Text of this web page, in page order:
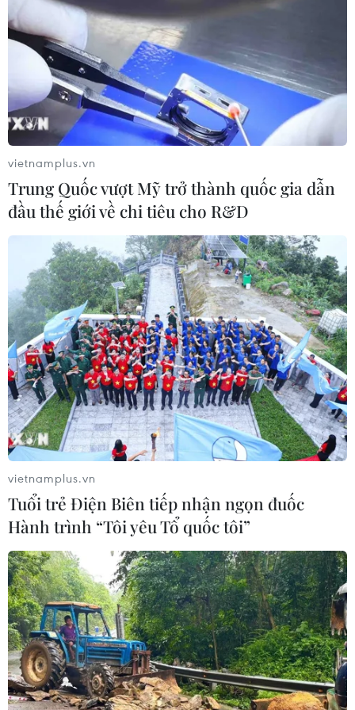
Giám đốc Sở Y tế Quảng Ninh khẳng định thông tin
khách du lịch người Trung Quốc bị nhiễm nCoV được
đưa vào Bệnh viện Đa khoa tỉnh Quảng Ninh cách ly là
là tin đồn thất thiệt.
Sức khỏe của bệnh nhân nghi nhiễm virus
corona đã cơ bản ổn định
28/01/2020 10:19
Bệnh viện Đa khoa tỉnh Thanh Hóa đã áp dụng các biện
pháp cách ly an toàn tại Khoa nhiệt đới và chăm sóc
đúng quy trình theo phác đồ của Bộ Y tế đối với bệnh
nhân nghi nhiễm virus corona.
vietnamplus.vn
Trung Quốc vượt Mỹ trở thành quốc gia dẫn
đầu thế giới về chi tiêu cho R&D
vietnamplus.vn
Tuổi trẻ Điện Biên tiếp nhận ngọn đuốc
Hành trình “Tôi yêu Tổ quốc tôi”